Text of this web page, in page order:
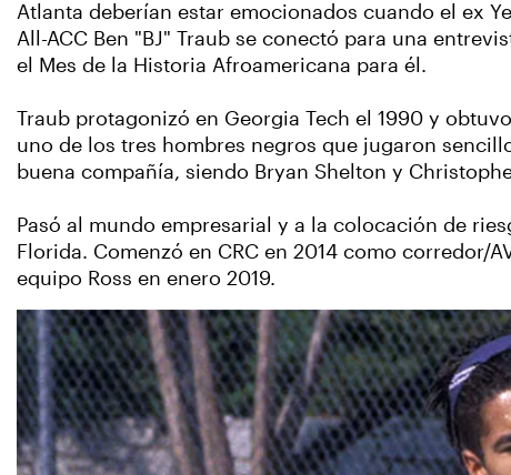
Atlanta deberían estar emocionados cuando el ex
All-ACC Ben "BJ" Traub se conectó para una
el Mes de la Historia Afroamericana para él.
Traub protagonizó en Georgia Tech el 1990 y
uno de los tres hombres negros que jugaron
buena compañía, siendo Bryan Shelton y
Pasó al mundo empresarial y a la colocación de
Florida. Comenzó en CRC en 2014 como corredor/
equipo Ross en enero 2019.